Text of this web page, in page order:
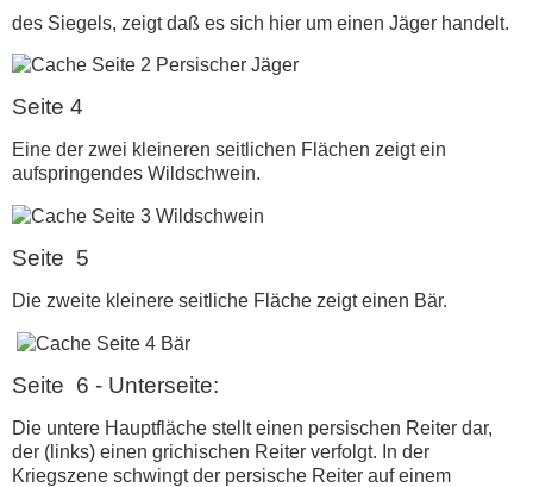
des Siegels, zeigt daß es sich hier um einen Jäger handelt.
Seite 4
Eine der zwei kleineren seitlichen Flächen zeigt ein
aufspringendes Wildschwein.
Seite 5
Die zweite kleinere seitliche Fläche zeigt einen Bär.
Seite 6 - Unterseite:
Die untere Hauptfläche stellt einen persischen Reiter dar,
der (links) einen grichischen Reiter verfolgt. In der
Kriegszene schwingt der persische Reiter auf einem